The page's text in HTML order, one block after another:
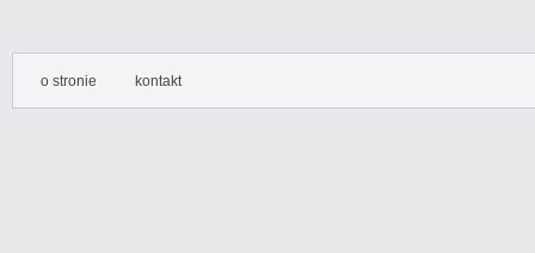
o stronie kontakt